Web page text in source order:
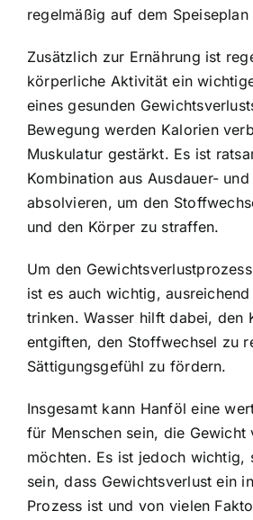
regelmäßig auf dem Speiseplan
Zusätzlich zur Ernährung ist
körperliche Aktivität ein
eines gesunden
Bewegung werden Kalorien
Muskulatur gestärkt. Es ist
Kombination aus Ausdauer-
absolvieren, um den
und den Körper zu straffen.
Um den
ist es auch wichtig,
trinken. Wasser hilft dabei, den
entgiften, den Stoffwechsel zu
Sättigungsgefühl zu fördern.
Insgesamt kann Hanföl eine
für Menschen sein, die Gewicht
möchten. Es ist jedoch wichtig,
sein, dass Gewichtsverlust ein
Prozess ist und von vielen